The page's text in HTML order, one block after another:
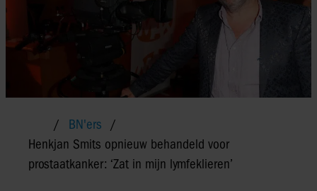
BN'ers
Henkjan Smits opnieuw behandeld voor
prostaatkanker: ‘Zat in mijn lymfeklieren’